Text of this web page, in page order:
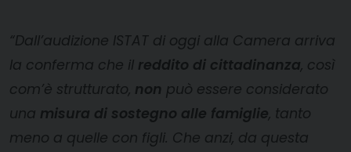
“Dall’audizione ISTAT di oggi alla Camera arriva
la conferma che il reddito di cittadinanza, così
com’è strutturato, non può essere considerato
una misura di sostegno alle famiglie, tanto
meno a quelle con figli. Che anzi, da questa